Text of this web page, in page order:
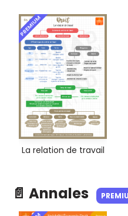
PREMIUM
La relation de travail
📄 Annales